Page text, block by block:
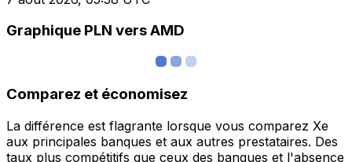
Graphique PLN vers AMD
Comparez et économisez
La différence est flagrante lorsque vous comparez Xe
aux principales banques et aux autres prestataires. Des
taux plus compétitifs que ceux des banques et l'absence